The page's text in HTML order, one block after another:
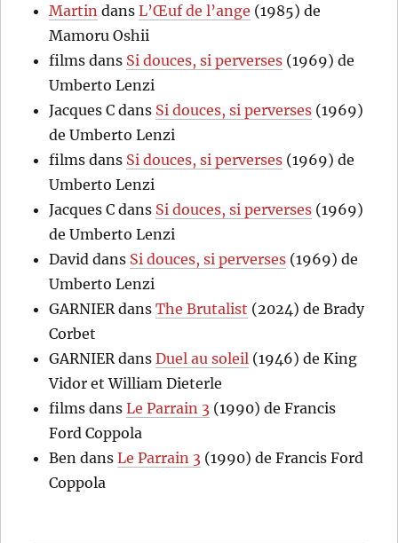
Martin dansL’Œuf de l’ange (1985) de
Mamoru Oshii
films dans Si douces, si perverses (1969) de
Umberto Lenzi
Jacques C dans Si douces, si perverses (1969)
de Umberto Lenzi
films dans Si douces, si perverses (1969) de
Umberto Lenzi
Jacques C dans Si douces, si perverses (1969)
de Umberto Lenzi
David dans Si douces, si perverses (1969) de
Umberto Lenzi
GARNIERdansThe Brutalist (2024) de Brady
Corbet
GARNIERdansDuel au soleil (1946) de King
Vidor et William Dieterle
films dansLe Parrain 3 (1990) de Francis
Ford Coppola
Ben dansLe Parrain 3 (1990) de Francis Ford
Coppola